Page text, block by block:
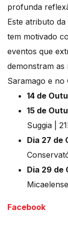
profunda
Este atributo
tem motivado
eventos que
demonstram as
Saramago e no
14 de
15 de
Suggia |
Dia 27 de
Dia 29 de
Facebook